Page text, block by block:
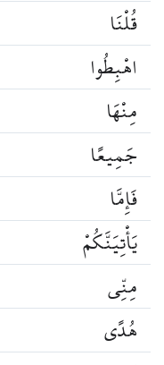
قُلْنَا
اهْبِطُوا
مِنْهَا
جَمِيعًا
فَإِمَّا
يَأْتِيَنَّكُمْ
مِنِّي
هُدًى